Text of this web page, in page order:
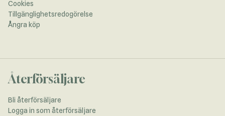
Cookies
Tillgänglighetsredogörelse
Ångra köp
Återförsäljare
Bli återförsäljare
Logga in som återförsäljare